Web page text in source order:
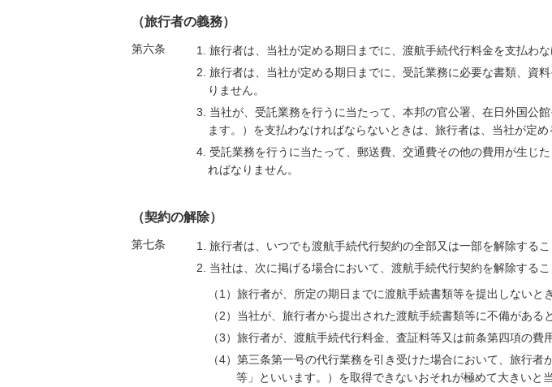
（旅行者の義務）
第六条
1. 旅行者は、当社が定める期日までに、渡航手続代行料金を支払わな
2. 旅行者は、当社が定める期日までに、受託業務に必要な書類、資
りません。
3. 当社が、受託業務を行うに当たって、本邦の官公署、在日外国公
ます。）を支払わなければならないときは、旅行者は、当社が定
4. 受託業務を行うに当たって、郵送費、交通費その他の費用が生じ
ればなりません。
（契約の解除）
第七条
1. 旅行者は、いつでも渡航手続代行契約の全部又は一部を解除するこ
2. 当社は、次に掲げる場合において、渡航手続代行契約を解除するこ
（1）旅行者が、所定の期日までに渡航手続書類等を提出しないとき
（2）当社が、旅行者から提出された渡航手続書類等に不備がある
（3）旅行者が、渡航手続代行料金、査証料等又は前条第四項の費
（4）第三条第一号の代行業務を引き受けた場合において、旅行
等」といいます。）を取得できないおそれが極めて大きいと